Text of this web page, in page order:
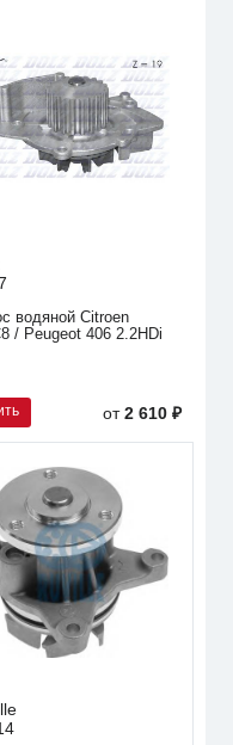
водяной Citroen
/ Peugeot 406 2.2HDi
от2 610 ₽